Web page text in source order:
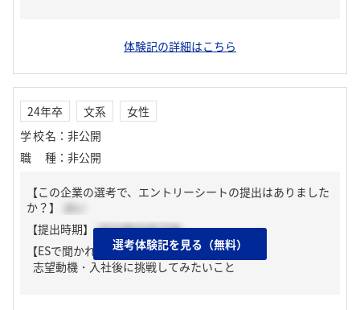
体験記の詳細はこちら
24年卒 文系
女性
学校名 ： 非公開
職種 ： 非公開
【この企業の選考で、エントリーシートの提出はありました
か？】
はい
【提出時期】 2023年03月下旬
【ESで聞かれた質問】
志望動機・入社後に挑戦してみたいこと
選考体験記を見る（無料）